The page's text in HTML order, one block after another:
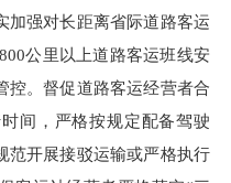
加强对长距离省际道路客运
公里以上道路客运班线安
控。督促道路客运经营者合
间，严格按规定配备驾驶
范开展接驳运输或严格执行